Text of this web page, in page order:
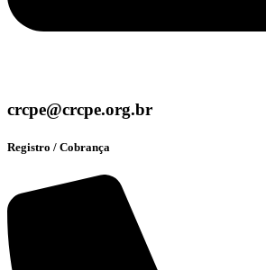
crcpe@crcpe.org.br
Registro / Cobrança